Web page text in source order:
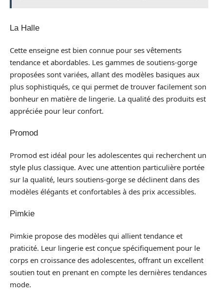
La Halle
Cette enseigne est bien connue pour ses vêtements
tendance et abordables. Les gammes de soutiens-gorge
proposées sont variées, allant des modèles basiques aux
plus sophistiqués, ce qui permet de trouver facilement son
bonheur en matière de lingerie. La qualité des produits est
appréciée pour leur confort.
Promod
Promod est idéal pour les adolescentes qui recherchent un
style plus classique. Avec une attention particulière portée
sur la qualité, leurs soutiens-gorge se déclinent dans des
modèles élégants et confortables à des prix accessibles.
Pimkie
Pimkie propose des modèles qui allient tendance et
praticité. Leur lingerie est conçue spécifiquement pour le
corps en croissance des adolescentes, offrant un excellent
soutien tout en prenant en compte les dernières tendances
mode.